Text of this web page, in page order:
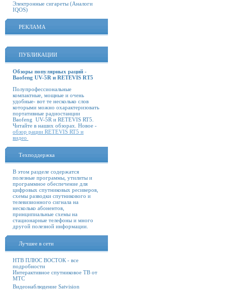
Электронные сигареты (Аналоги
IQOS)
РЕКЛАМА
ПУБЛИКАЦИИ
Обзоры популярных раций -
Baofeng UV-5R и RETEVIS RT5
Полупрофессиональные
компактные, мощные и очень
удобные- вот те несколько слов
которыми можно охарактеризовать
портативные радиостанции
Baofeng UV-5R и RETEVIS RT5.
Читайте в наших обзорах. Новое -
обзор рации RETEVIS RT5 и
видео
Техподдержка
В этом разделе содержатся
полезные программы, утилиты и
программное обеспечение для
цифровых спутниковых ресиверов,
схемы разводки спутникового и
телевизионного сигнала на
несколько абонентов,
принципиальные схемы на
стационарные телефоны и много
другой полезной информации.
Лучшее в сети
НТВ ПЛЮС ВОСТОК - все
подробности
Интерактивное спутниковое ТВ от
МТС
Видеонаблюдение Satvision